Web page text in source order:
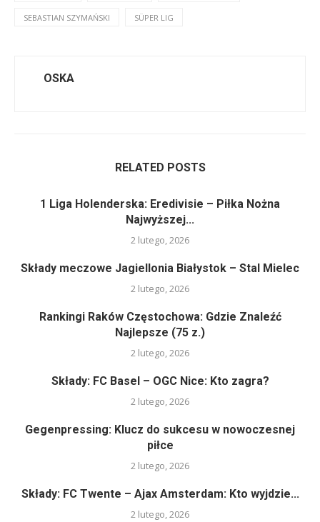
SEBASTIAN SZYMAŃSKI SÜPER LIG
OSKA
RELATED POSTS
1 Liga Holenderska: Eredivisie – Piłka Nożna
Najwyższej...
2 lutego, 2026
Składy meczowe Jagiellonia Białystok – Stal Mielec
2 lutego, 2026
Rankingi Raków Częstochowa: Gdzie Znaleźć
Najlepsze (75 z.)
2 lutego, 2026
Składy: FC Basel – OGC Nice: Kto zagra?
2 lutego, 2026
Gegenpressing: Klucz do sukcesu w nowoczesnej
piłce
2 lutego, 2026
Składy: FC Twente – Ajax Amsterdam: Kto wyjdzie...
2 lutego, 2026